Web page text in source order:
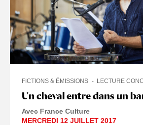
Un cheval entre dans un
FICTIONS & ÉMISSIONS LECTURE
Avec France Culture
MERCREDI 12 JUILLET 2017